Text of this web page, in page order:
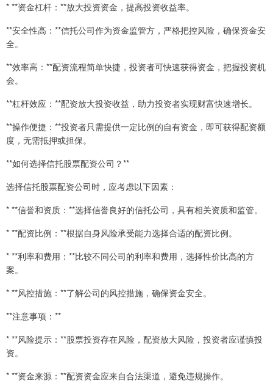
* **资金杠杆：**放大投资资金，提高投资收益率。
**安全性高：**信托公司作为资金监管方，严格把控风险，确保资金安
全。
**效率高：**配资流程简单快捷，投资者可快速获得资金，把握投资机
会。
**杠杆效应：**配资放大投资收益，助力投资者实现财富快速增长。
**操作便捷：**投资者只需提供一定比例的自有资金，即可获得配资额
度，无需抵押或担保。
**如何选择信托股票配资公司？**
选择信托股票配资公司时，应考虑以下因素：
* **信誉和资质：**选择信誉良好的信托公司，具有相关资质和监管。
* **配资比例：**根据自身风险承受能力选择合适的配资比例。
* **利率和费用：**比较不同公司的利率和费用，选择性价比高的方
案。
* **风控措施：**了解公司的风控措施，确保资金安全。
**注意事项：**
* **风险提示：**股票投资存在风险，配资放大风险，投资者应谨慎投
资。
* **资金来源：**配资资金应来自合法渠道，避免违规操作。